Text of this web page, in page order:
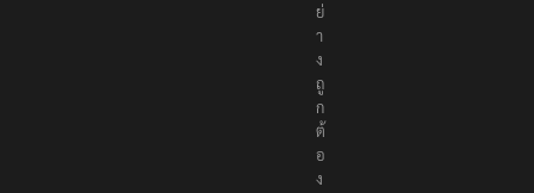
า
อ
ย่
า
ง
ถู
ก
ต้